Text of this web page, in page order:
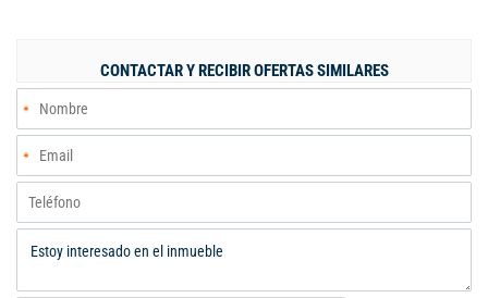
iluminación natural y frescura, por su ubicacion frente a un
parque que proporciona una vista muy agradable. Además, se
encuentra en un estrato 4, lo que asegura un entorno seguro y
amigable. En sus alrededores, la zona ofrece una variedad de
servicios, como universidades, tiendas, parques y transporte
público, facilitando su vida diaria. No deje pasar la oportunidad
de conocer este maravilloso apartamento que puede convertirse
en su nuevo hogar. Contáctenos para más información y
agendar una visita.
CONTACTAR Y RECIBIR OFERTAS SIMILARES